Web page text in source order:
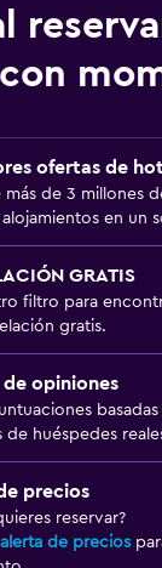
ofertas de
más de 3 millones
en un
GRATIS
filtro para
gratis.
de opiniones
de huéspedes
precios
reservar?
de precios